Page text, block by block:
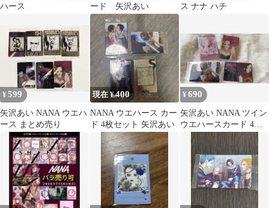
ハース
ード 矢沢あい
ス ナナ ハチ
¥599
矢沢あい NANA ウエハ
ース まとめ売り
現在 ¥400
NANA ウエハース カー
ド 4枚セット 矢沢あい
¥690
矢沢あい NANA ツイン
ウエハースカード 4枚
セット